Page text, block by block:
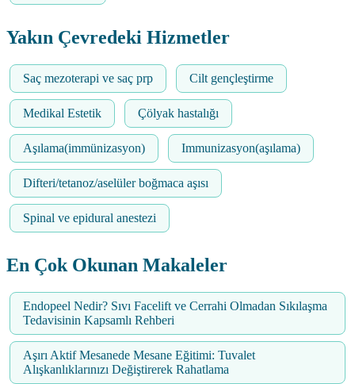
Yakın Çevredeki Hizmetler
Saç mezoterapi ve saç prp Cilt gençleştirme
Medikal Estetik Çölyak hastalığı
Aşılama(immünizasyon) Immunizasyon(aşılama)
Difteri/tetanoz/aselüler boğmaca aşısı
Spinal ve epidural anestezi
En Çok Okunan Makaleler
Endopeel Nedir? Sıvı Facelift ve Cerrahi Olmadan Sıkılaşma
Tedavisinin Kapsamlı Rehberi
Aşırı Aktif Mesanede Mesane Eğitimi: Tuvalet
Alışkanlıklarınızı Değiştirerek Rahatlama